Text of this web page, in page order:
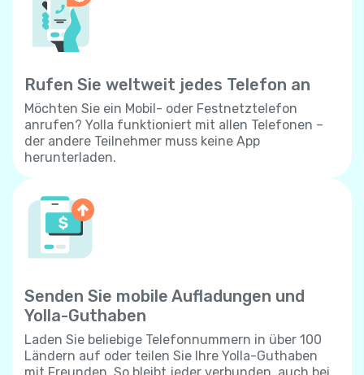
Rufen Sie weltweit jedes Telefon an
Möchten Sie ein Mobil- oder Festnetztelefon
anrufen? Yolla funktioniert mit allen Telefonen –
der andere Teilnehmer muss keine App
herunterladen.
Senden Sie mobile Aufladungen und
Yolla-Guthaben
Laden Sie beliebige Telefonnummern in über 100
Ländern auf oder teilen Sie Ihre Yolla-Guthaben